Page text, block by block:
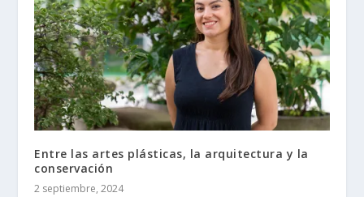
Entre las artes plásticas, la arquitectura y la
conservación
2 septiembre, 2024